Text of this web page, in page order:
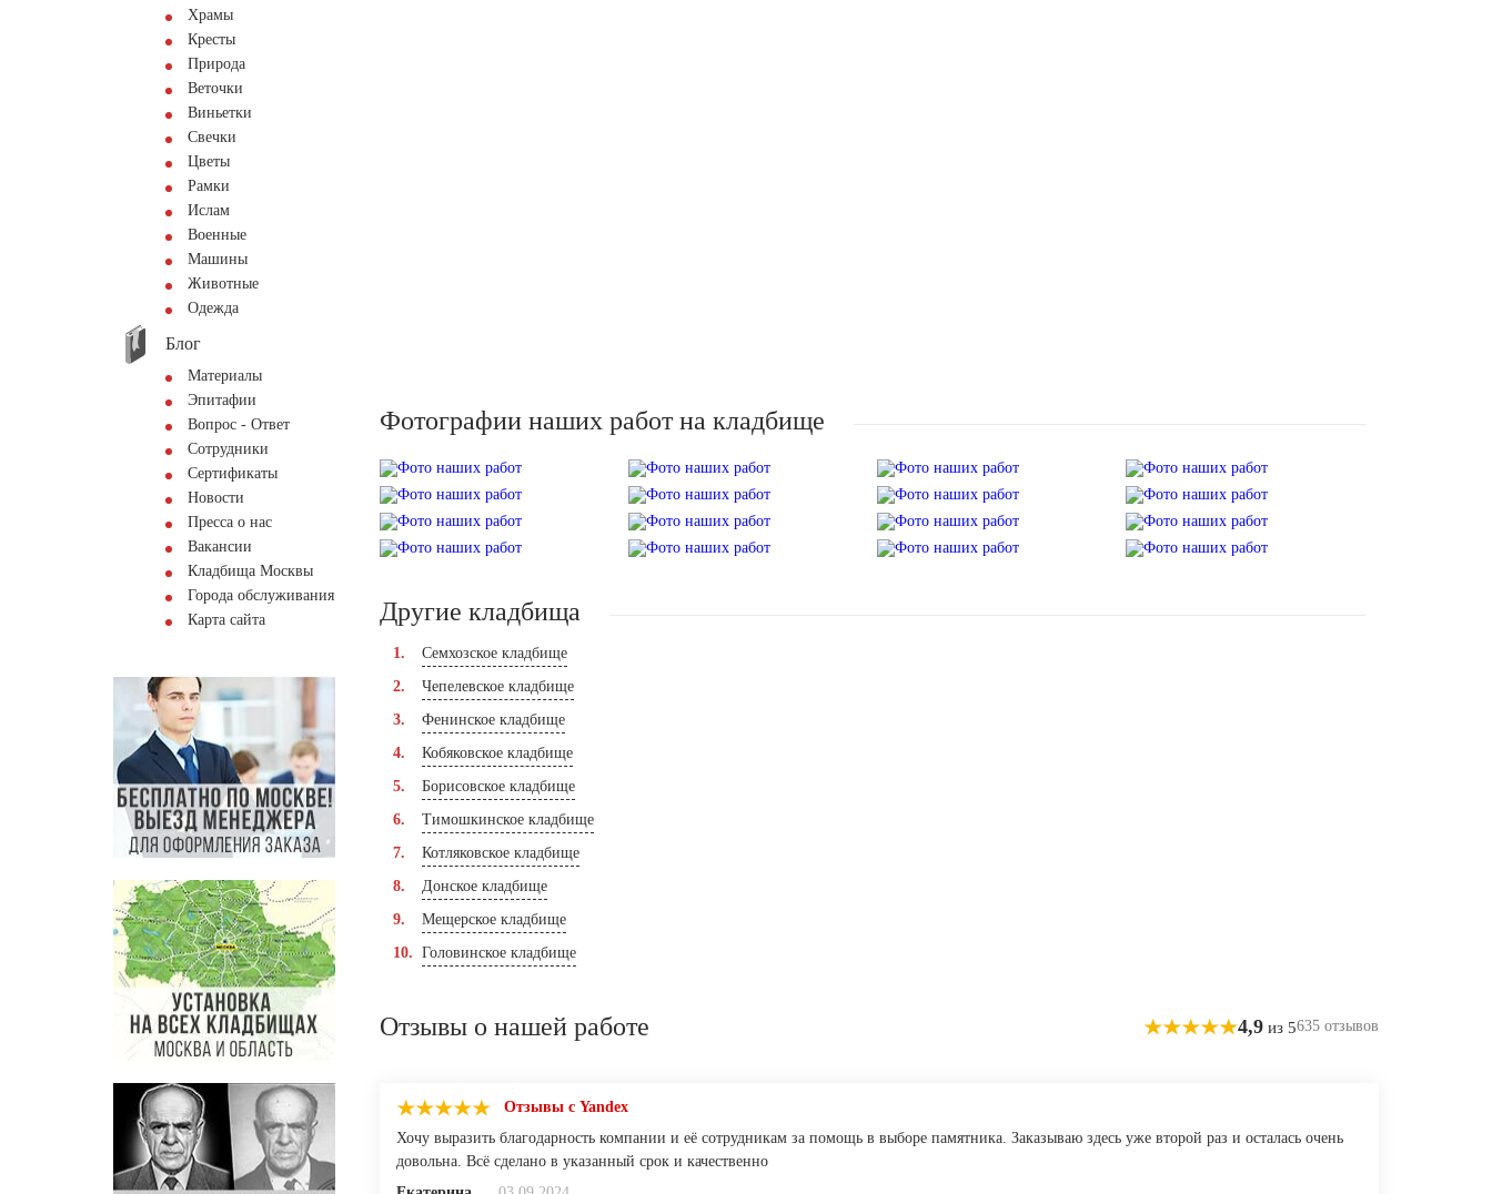
Храмы
Кресты
Природа
Веточки
Виньетки
Свечки
Цветы
Рамки
Ислам
Военные
Машины
Животные
Одежда
Блог
Материалы
Эпитафии
Вопрос - Ответ
Сотрудники
Сертификаты
Новости
Пресса о нас
Вакансии
Кладбища Москвы
Города обслуживания
Карта сайта
Фотографии наших работ на кладбище
Другие кладбища
Семхозское кладбище
Чепелевское кладбище
Фенинское кладбище
Кобяковское кладбище
Борисовское кладбище
Тимошкинское кладбище
Котляковское кладбище
Донское кладбище
Мещерское кладбище
Головинское кладбище
Отзывы о нашей работе 4,9 из 5635 отзывов
Отзывы с Yandex
Хочу выразить благодарность компании и её сотрудникам за помощь в выборе памятника. Заказываю здесь уже второй раз и осталась очень
довольна. Всё сделано в указанный срок и качественно